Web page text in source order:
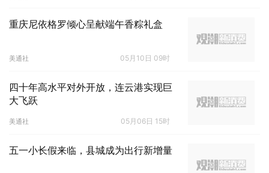
重庆尼依格罗倾心呈献端午香粽礼盒
美通社 05月10日 09时
四十年高水平对外开放，连云港实现巨
大飞跃
美通社 05月06日 15时
五一小长假来临，县城成为出行新增量